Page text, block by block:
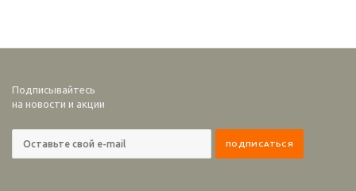
Подписывайтесь
на новости и акции